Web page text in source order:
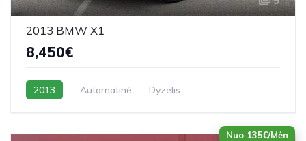
2013 BMW X1
8,450€
2013 Automatinė Dyzelis
Nuo 135€/Mėn